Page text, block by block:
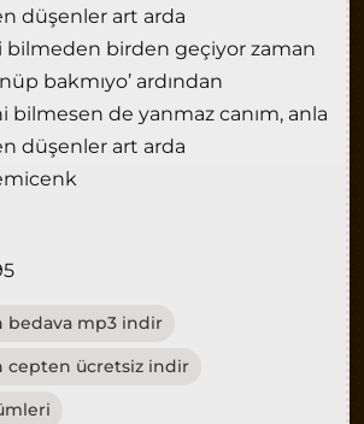
düşenler art arda
bilmeden birden geçiyor zaman
bakmıyo’ ardından
bilmesen de yanmaz canım, anla
düşenler art arda
bedava mp3 indir
cepten ücretsiz indir